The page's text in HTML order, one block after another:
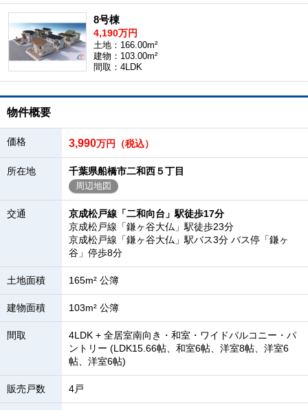
8号棟
4,190万円
土地：166.00m²
建物：103.00m²
間取：4LDK
物件概要
価格 3,990万円（税込）
所在地 千葉県船橋市二和西５丁目
周辺地図
交通
京成松戸線「二和向台」駅徒歩17分
京成松戸線「鎌ヶ谷大仏」駅徒歩23分
京成松戸線「鎌ヶ谷大仏」駅バス3分 バス停「鎌ヶ
谷」停歩8分
土地面積 165m² 公簿
建物面積 103m² 公簿
間取
4LDK + 全居室南向き・和室・ワイドバルコニー・パ
ントリー (LDK15.66帖、和室6帖、洋室8帖、洋室6
帖、洋室6帖)
販売戸数 4戸